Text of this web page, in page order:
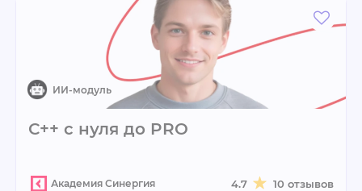
С++ с нуля до PRO
Академия Синергия 4.7 10 отзывов